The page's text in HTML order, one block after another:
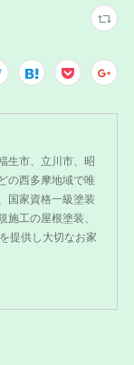
生市、立川市、昭
の西多摩地域で唯
国家資格一級塗装
工の屋根塗装、
提供し大切なお家